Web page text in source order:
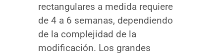
rectangulares a medida requiere
de 4 a 6 semanas, dependiendo
de la complejidad de la
modificación. Los grandes